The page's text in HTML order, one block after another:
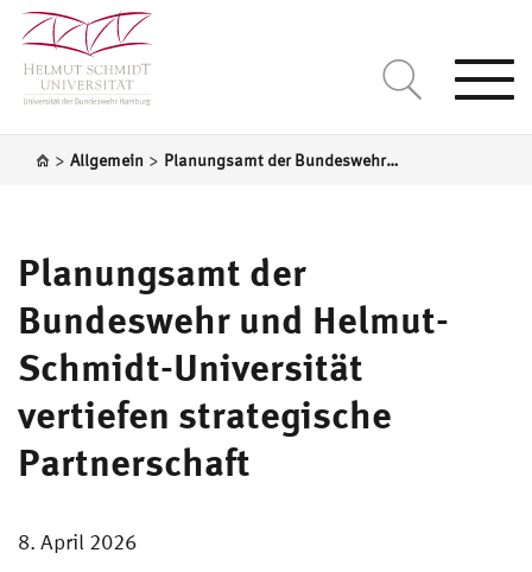
> Allgemein > Planungsamt der Bundeswehr und Helmut-Schmidt-Universität vertiefen strategische Partnerschaft
Planungsamt der
Bundeswehr und Helmut-
Schmidt-Universität
vertiefen strategische
Partnerschaft
8. April 2026